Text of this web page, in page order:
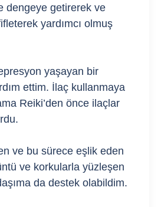
dengeye getirerek ve
yardımcı olmuş
yaşayan bir
ettim. İlaç kullanmaya
Reiki’den önce ilaçlar
ve bu sürece eşlik eden
ve korkularla yüzleşen
da destek olabildim.